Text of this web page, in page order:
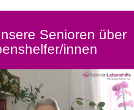
Senioren über
innen